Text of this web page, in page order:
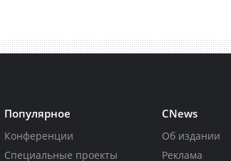
Популярное
Конференции
Специальные проекты
CNews
Об издании
Реклама